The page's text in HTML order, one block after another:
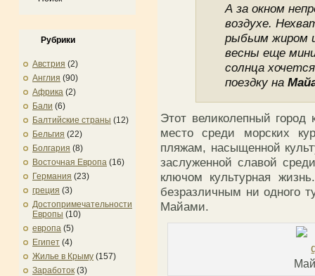
Рубрики
Австрия (2)
Англия (90)
Африка (2)
Бали (6)
Балтийские страны (12)
Бельгия (22)
Болгария (8)
Восточная Европа (16)
Германия (23)
греция (3)
Достопримечательности
Европы (10)
европа (5)
Египет (4)
Жилье в Крыму (157)
Заработок (3)
А за окном
воздухе.
рыбьим жиром
весны еще
солнца
поездку на
Этот великолепный город
место среди морских
пляжам, насыщенной
заслуженной славой
ключом культурная
безразличным ни одного
Майами.